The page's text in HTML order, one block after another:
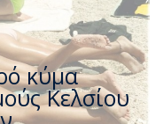
την ώρα